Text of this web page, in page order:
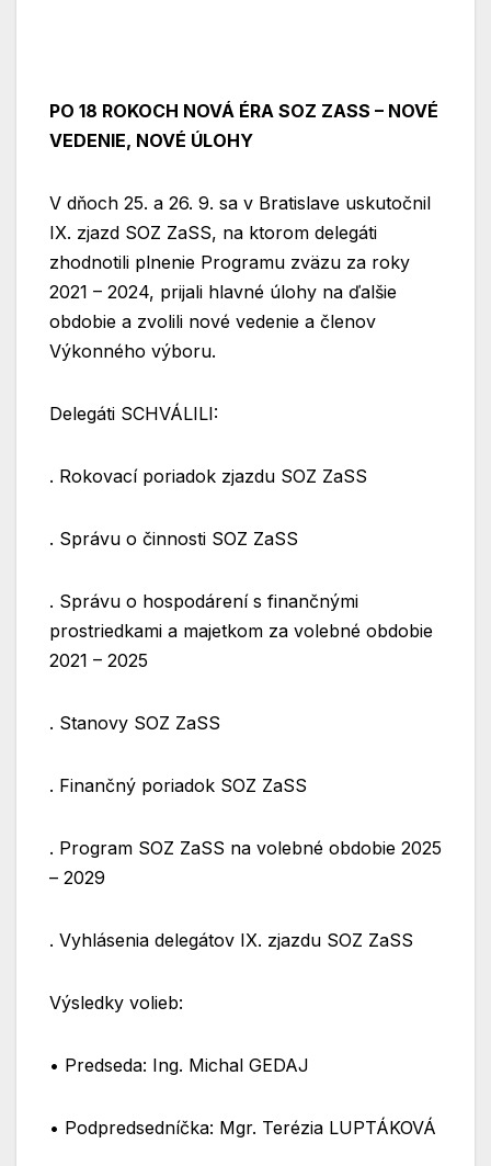
PO 18 ROKOCH NOVÁ ÉRA SOZ ZASS – NOVÉ
VEDENIE, NOVÉ ÚLOHY
V dňoch 25. a 26. 9. sa v Bratislave uskutočnil
IX. zjazd SOZ ZaSS, na ktorom delegáti
zhodnotili plnenie Programu zväzu za roky
2021 – 2024, prijali hlavné úlohy na ďalšie
obdobie a zvolili nové vedenie a členov
Výkonného výboru.
Delegáti SCHVÁLILI:
. Rokovací poriadok zjazdu SOZ ZaSS
. Správu o činnosti SOZ ZaSS
. Správu o hospodárení s finančnými
prostriedkami a majetkom za volebné obdobie
2021 – 2025
. Stanovy SOZ ZaSS
. Finančný poriadok SOZ ZaSS
. Program SOZ ZaSS na volebné obdobie 2025
– 2029
. Vyhlásenia delegátov IX. zjazdu SOZ ZaSS
Výsledky volieb:
•⁠ ⁠Predseda: Ing. Michal GEDAJ
•⁠ ⁠Podpredsedníčka: Mgr. Terézia LUPTÁKOVÁ